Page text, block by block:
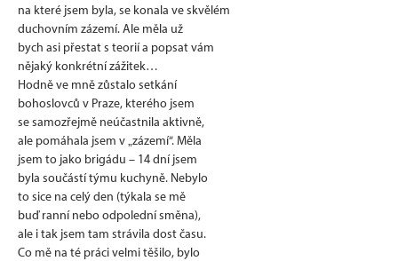
na které jsem byla, se konala ve skvělém
duchovním zázemí. Ale měla už
bych asi přestat s teorií a popsat vám
nějaký konkrétní zážitek…
Hodně ve mně zůstalo setkání
bohoslovců v Praze, kterého jsem
se samozřejmě neúčastnila aktivně,
ale pomáhala jsem v „zázemí“. Měla
jsem to jako brigádu – 14 dní jsem
byla součástí týmu kuchyně. Nebylo
to sice na celý den (týkala se mě
buď ranní nebo odpolední směna),
ale i tak jsem tam strávila dost času.
Co mě na té práci velmi těšilo, bylo